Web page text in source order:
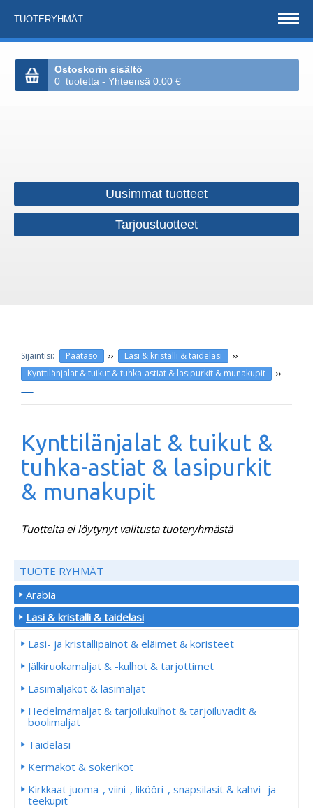
TUOTERYHMÄT
Ostoskorin sisältö
0 tuotetta - Yhteensä 0.00 €
Uusimmat tuotteet
Tarjoustuotteet
Päätaso ›› Lasi & kristalli & taidelasi ››
Kynttilänjalat & tuikut & tuhka-astiat & lasipurkit & munakupit ››
Kynttilänjalat & tuikut &
tuhka-astiat & lasipurkit
& munakupit
Tuotteita ei löytynyt valitusta tuoteryhmästä
TUOTE RYHMÄT
Arabia
Lasi & kristalli & taidelasi
Lasi- ja kristallipainot & eläimet & koristeet
Jälkiruokamaljat & -kulhot & tarjottimet
Lasimaljakot & lasimaljat
Hedelmämaljat & tarjoilukulhot & tarjoiluvadit &
boolimaljat
Taidelasi
Kermakot & sokerikot
Kirkkaat juoma-, viini-, likööri-, snapsilasit & kahvi- ja
teekupit